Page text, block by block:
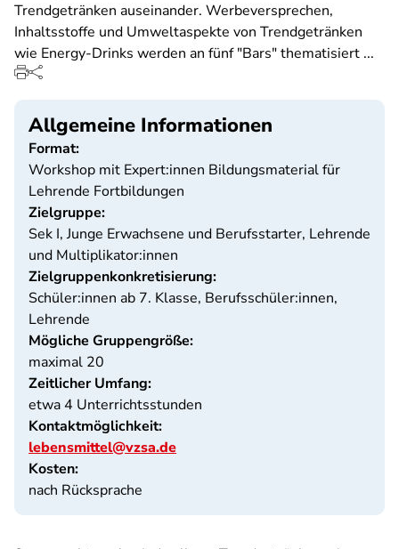
Trendgetränken auseinander. Werbeversprechen,
Inhaltsstoffe und Umweltaspekte von Trendgetränken
wie Energy-Drinks werden an fünf "Bars" thematisiert ...
Allgemeine Informationen
Format:
Workshop mit Expert:innen Bildungsmaterial für
Lehrende Fortbildungen
Zielgruppe:
Sek I, Junge Erwachsene und Berufsstarter, Lehrende
und Multiplikator:innen
Zielgruppenkonkretisierung:
Schüler:innen ab 7. Klasse, Berufsschüler:innen,
Lehrende
Mögliche Gruppengröße:
maximal 20
Zeitlicher Umfang:
etwa 4 Unterrichtsstunden
Kontaktmöglichkeit:
lebensmittel@vzsa.de
Kosten:
nach Rücksprache